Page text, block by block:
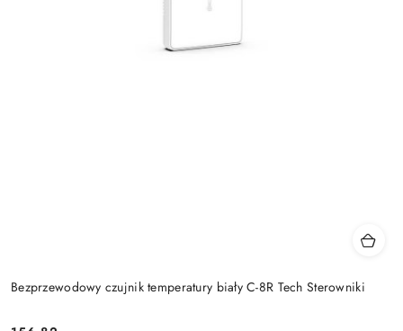
Bezprzewodowy czujnik temperatury biały C-8R Tech Sterowniki